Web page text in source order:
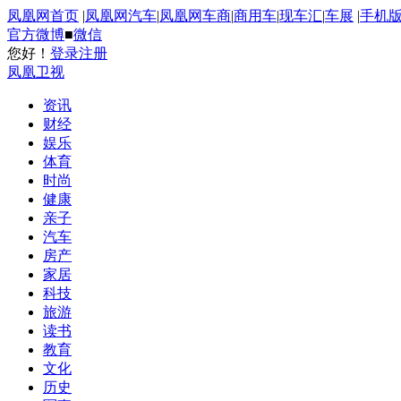
凤凰网首页 |凤凰网汽车|凤凰网车商|商用车|现车汇|车展 |手机版
官方微博■微信
您好！ 登录注册
凤凰卫视
资讯
财经
娱乐
体育
时尚
健康
亲子
汽车
房产
家居
科技
旅游
读书
教育
文化
历史